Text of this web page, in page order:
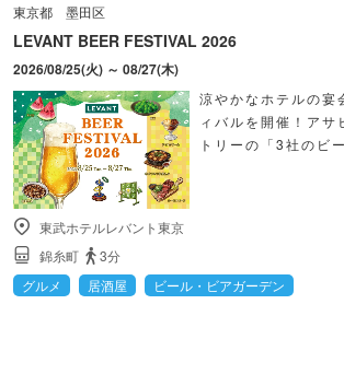
東京都 墨田区
LEVANT BEER FESTIVAL 2026
2026/08/25(火) ～ 08/27(木)
涼やかなホテルの宴
ィバルを開催！アサ
トリーの「3社のビ
東武ホテルレバント東京
錦糸町
3分
グルメ
居酒屋 ビール・ビアガーデン